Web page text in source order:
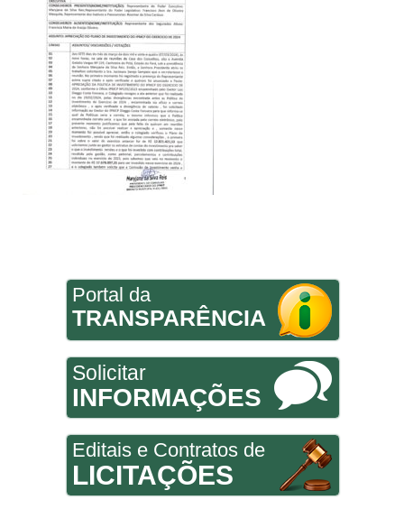
Portal da
TRANSPARÊNCIA
Solicitar
INFORMAÇÕES
Editais e Contratos de
LICITAÇÕES